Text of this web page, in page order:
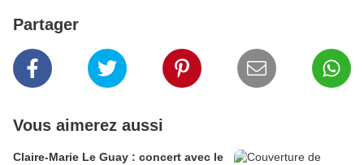
Partager
Vous aimerez aussi
Claire-Marie Le Guay : concert avec le